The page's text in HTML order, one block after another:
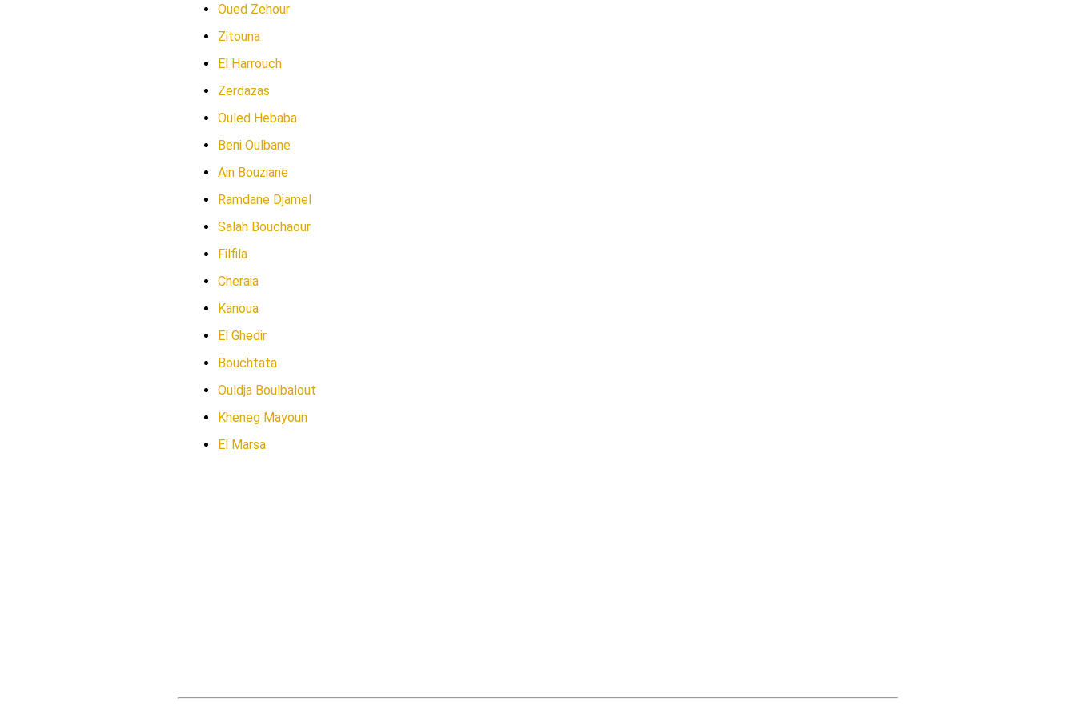
Oued Zehour
Zitouna
El Harrouch
Zerdazas
Ouled Hebaba
Beni Oulbane
Ain Bouziane
Ramdane Djamel
Salah Bouchaour
Filfila
Cheraia
Kanoua
El Ghedir
Bouchtata
Ouldja Boulbalout
Kheneg Mayoun
El Marsa